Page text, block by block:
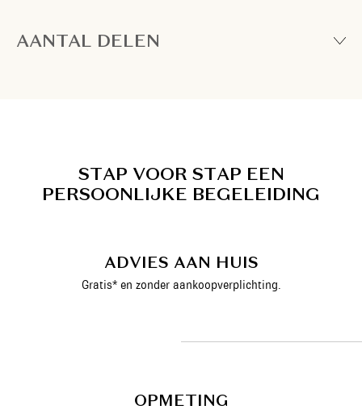
AANTAL DELEN
STAP VOOR STAP EEN
PERSOONLIJKE BEGELEIDING
ADVIES AAN HUIS
Gratis* en zonder aankoopverplichting.
OPMETING